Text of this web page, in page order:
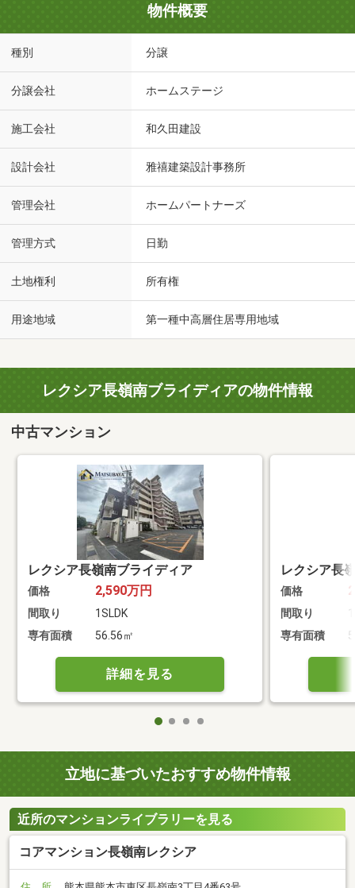
物件概要
種別 分譲
分譲会社 ホームステージ
施工会社 和久田建設
設計会社 雅禧建築設計事務所
管理会社 ホームパートナーズ
管理方式 日勤
土地権利 所有権
用途地域 第一種中高層住居専用地域
レクシア長嶺南ブライディアの物件情報
中古マンション
レクシア長嶺南ブライディア
価格 2,590万円
間取り
1SLDK
専有面積
56.56㎡
詳細を見る
レクシア長
価格
間取り
専有面積
立地に基づいたおすすめ物件情報
近所のマンションライブラリーを見る
コアマンション長嶺南レクシア